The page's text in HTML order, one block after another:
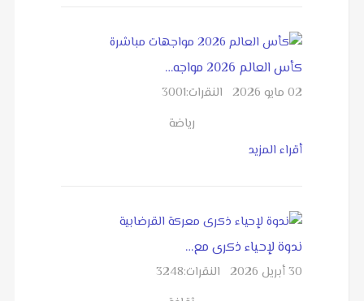
كأس العالم 2026 مواجه…
02 مايو 2026 النقرات:3001
رياضة
أقراء المزيد
ندوة لإحياء ذكرى مع…
30 أبريل 2026 النقرات:3248